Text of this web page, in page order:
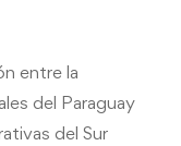
entre la
del Paraguay
del Sur